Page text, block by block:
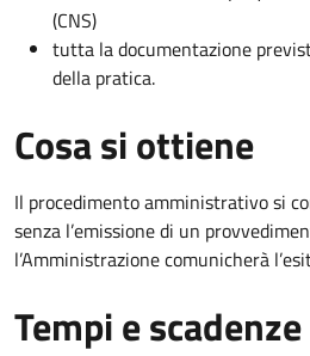
(CNS)
tutta la documentazione
della pratica.
Cosa si ottiene
Il procedimento amministrativo si
senza l’emissione di un
l’Amministrazione comunicherà
Tempi e scadenze